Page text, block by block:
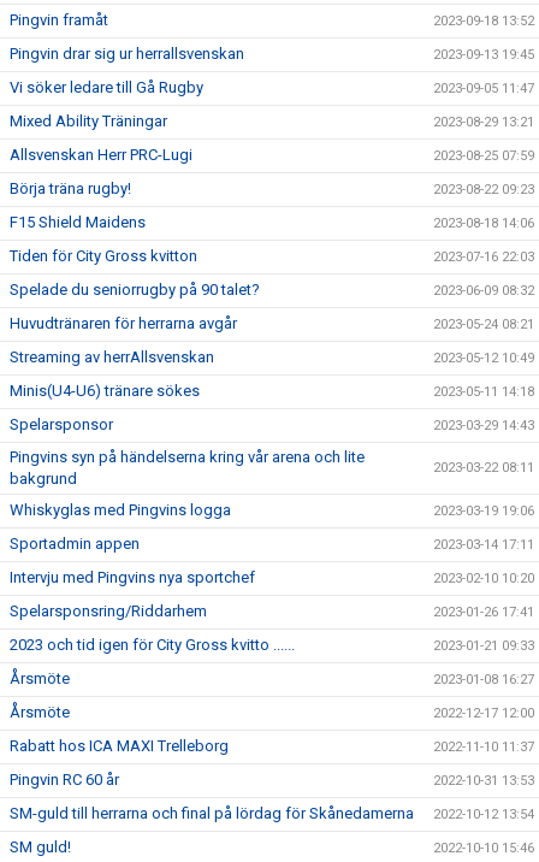
Pingvin framåt 2023-09-18 13:52
Pingvin drar sig ur herrallsvenskan 2023-09-13 19:45
Vi söker ledare till Gå Rugby 2023-09-05 11:47
Mixed Ability Träningar 2023-08-29 13:21
Allsvenskan Herr PRC-Lugi 2023-08-25 07:59
Börja träna rugby! 2023-08-22 09:23
F15 Shield Maidens 2023-08-18 14:06
Tiden för City Gross kvitton 2023-07-16 22:03
Spelade du seniorrugby på 90 talet? 2023-06-09 08:32
Huvudtränaren för herrarna avgår 2023-05-24 08:21
Streaming av herrAllsvenskan 2023-05-12 10:49
Minis(U4-U6) tränare sökes 2023-05-11 14:18
Spelarsponsor 2023-03-29 14:43
Pingvins syn på händelserna kring vår arena och lite
bakgrund
2023-03-22 08:11
Whiskyglas med Pingvins logga 2023-03-19 19:06
Sportadmin appen 2023-03-14 17:11
Intervju med Pingvins nya sportchef 2023-02-10 10:20
Spelarsponsring/Riddarhem 2023-01-26 17:41
2023 och tid igen för City Gross kvitto ...... 2023-01-21 09:33
Årsmöte 2023-01-08 16:27
Årsmöte 2022-12-17 12:00
Rabatt hos ICA MAXI Trelleborg 2022-11-10 11:37
Pingvin RC 60 år 2022-10-31 13:53
SM-guld till herrarna och final på lördag för Skånedamerna 2022-10-12 13:54
SM guld! 2022-10-10 15:46